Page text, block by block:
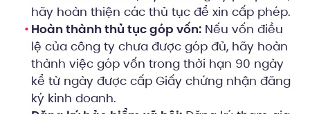
hãy hoàn thiện các thủ tục để xin cấp phép.
Hoàn thành thủ tục góp vốn: Nếu vốn điều
lệ của công ty chưa được góp đủ, hãy hoàn
thành việc góp vốn trong thời hạn 90 ngày
kể từ ngày được cấp Giấy chứng nhận đăng
ký kinh doanh.